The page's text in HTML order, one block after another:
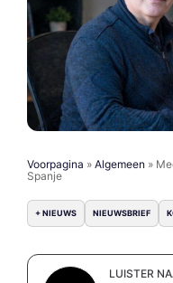
Voorpagina » Algemeen »
Spanje
+ NIEUWS NIEUWSBRIEF
LUISTER